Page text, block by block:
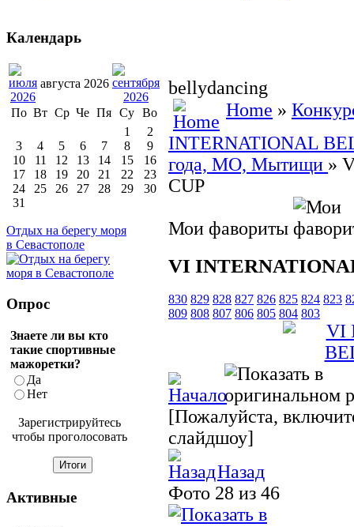
bellydancing
Home »
INTERNATIONAL
года, МО, Мытищи »
CUP
Мои фавориты
VI
830 829 828 827 826 825 824 823
809 808 807 806 805 804 803
[Пожалуйста,
слайдшоу]
Назад
Фото 28 из 46
Календарь
августа 2026
По Вт Ср Че Пя Су Во
1
2
3
4 5 6 7 8
9
10
11 12 13 14 15
16
17
18 19 20 21 22
23
24
25 26 27 28 29
30
31
Отдых на берегу моря
в Севастополе
Опрос
Знаете ли вы кто
такие спортивные
мажоретки?
Да
Нет
Зарегистрируйтесь
чтобы проголосовать
Активные